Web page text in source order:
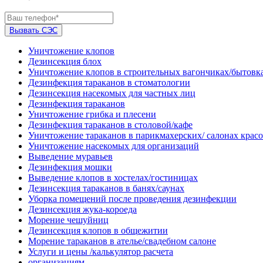
Вызвать СЭС
Уничтожение клопов
Дезинсекция блох
Уничтожение клопов в строительных вагончиках/
Дезинфекция тараканов в стоматологии
Дезинсекция насекомых для частных лиц
Дезинфекция тараканов
Уничтожение грибка и плесени
Дезинфекция тараканов в столовой/кафе
Уничтожение тараканов в парикмахерских/ салонах
Уничтожение насекомых для организаций
Выведение муравьев
Дезинфекция мошки
Выведение клопов в хостелах/гостиницах
Дезинсекция тараканов в банях/саунах
Уборка помещений после проведения дезинфекции
Дезинсекция жука-короеда
Морение чешуйниц
Дезинсекция клопов в общежитии
Морение тараканов в ателье/свадебном салоне
Услуги и цены /калькулятор расчета